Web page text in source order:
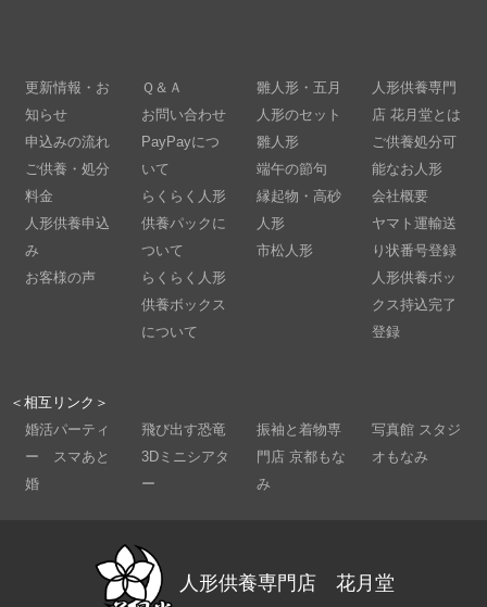
更新情報・お
知らせ
申込みの流れ
ご供養・処分
料金
人形供養申込
み
お客様の声
Ｑ＆Ａ
お問い合わせ
PayPayにつ
いて
らくらく人形
供養パックに
ついて
らくらく人形
供養ボックス
について
雛人形・五月
人形のセット
雛人形
端午の節句
縁起物・高砂
人形
市松人形
人形供養専門
店 花月堂とは
ご供養処分可
能なお人形
会社概要
ヤマト運輸送
り状番号登録
人形供養ボッ
クス持込完了
登録
＜相互リンク＞
婚活パーティ
ー スマあと
婚
飛び出す恐竜
3Dミニシアタ
ー
振袖と着物専
門店 京都もな
み
写真館 スタジ
オもなみ
人形供養専門店 花月堂